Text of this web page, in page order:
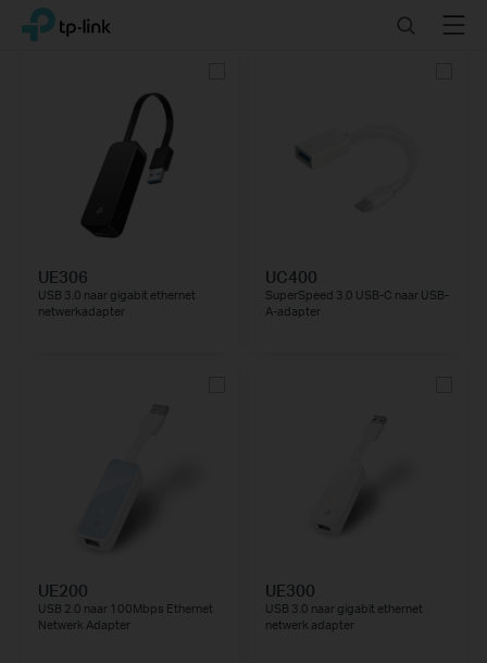
ClickTP-Link, Reliably Smart SearchMenu
UE306
USB 3.0 naar gigabit ethernet
netwerkadapter
UC400
SuperSpeed 3.0 USB-C naar USB-
A-adapter
UE200
USB 2.0 naar 100Mbps Ethernet
Netwerk Adapter
UE300
USB 3.0 naar gigabit ethernet
netwerk adapter